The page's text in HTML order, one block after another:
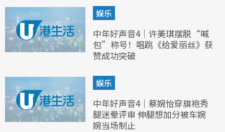
娱乐
中年好声音4｜许美琪摆脱“喊
包”称号！唱跳《给爱丽丝》获
赞成功突破
娱乐
中年好声音4｜蔡婉怡穿旗袍秀
腿迷晕评审 伸腿想加分被车婉
婉当场制止